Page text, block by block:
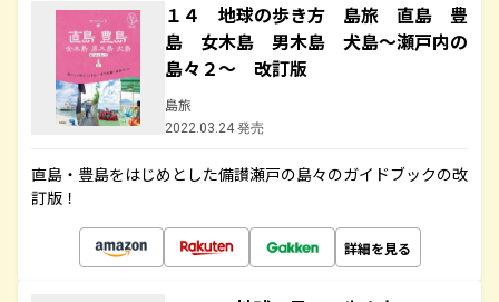
１４ 地球の歩き方 島旅 直島 豊
島 女木島 男木島 犬島～瀬戸内の
島々２～ 改訂版
島旅
2022.03.24 発売
直島・豊島をはじめとした備讃瀬戸の島々のガイドブックの改
訂版！
詳細を見る